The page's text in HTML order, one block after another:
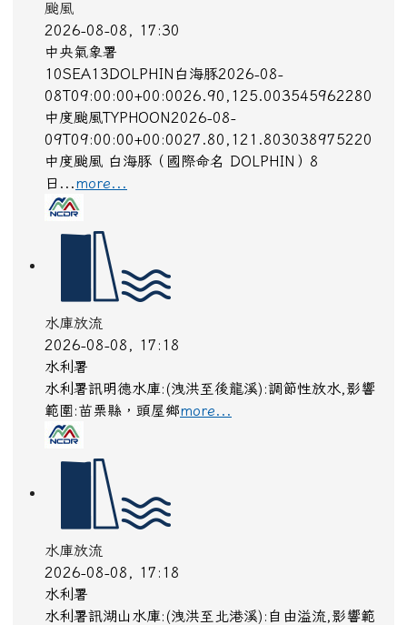
颱風
2026-08-08, 17:30
中央氣象署
10SEA13DOLPHIN白海豚2026-08-
08T09:00:00+00:0026.90,125.003545962280
中度颱風TYPHOON2026-08-
09T09:00:00+00:0027.80,121.803038975220
中度颱風 白海豚（國際命名 DOLPHIN）8
日...more...
水庫放流
2026-08-08, 17:18
水利署
水利署訊明德水庫:(洩洪至後龍溪):調節性放水,影響
範圍:苗栗縣，頭屋鄉more...
水庫放流
2026-08-08, 17:18
水利署
水利署訊湖山水庫:(洩洪至北港溪):自由溢流,影響範